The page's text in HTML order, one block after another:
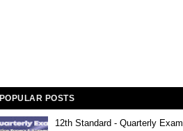
POPULAR POSTS
12th Standard - Quarterly Exam